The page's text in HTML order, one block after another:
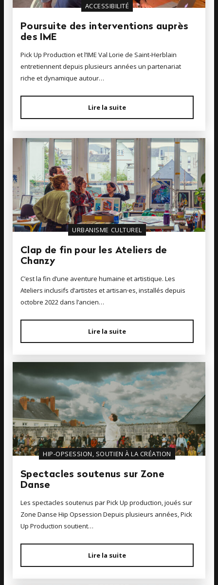
ACCESSIBILITÉ
Poursuite des interventions auprès
des IME
Pick Up Production et l’IME Val Lorie de Saint-Herblain
entretiennent depuis plusieurs années un partenariat
riche et dynamique autour…
Lire la suite
URBANISME CULTUREL
Clap de fin pour les Ateliers de
Chanzy
C’est la fin d’une aventure humaine et artistique. Les
Ateliers inclusifs d’artistes et artisan·es, installés depuis
octobre 2022 dans l’ancien…
Lire la suite
HIP-OPSESSION, SOUTIEN À LA CRÉATION
Spectacles soutenus sur Zone
Danse
Les spectacles soutenus par Pick Up production, joués sur
Zone Danse Hip Opsession Depuis plusieurs années, Pick
Up Production soutient…
Lire la suite